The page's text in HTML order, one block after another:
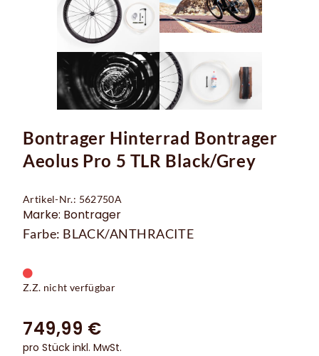
Bontrager Hinterrad Bontrager
Aeolus Pro 5 TLR Black/Grey
Artikel-Nr.: 562750A
Marke: Bontrager
Farbe: BLACK/ANTHRACITE
Z.Z. nicht verfügbar
749,99 €
pro Stück inkl. MwSt.